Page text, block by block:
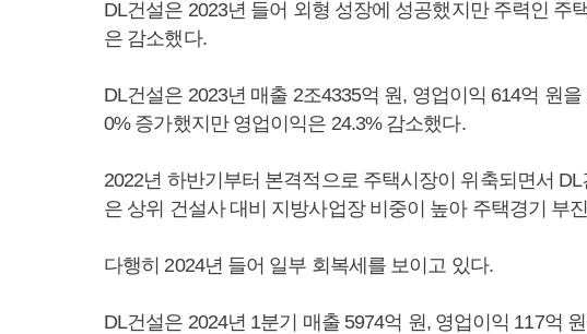
DL건설은 2023년 들어 외형 성장에 성공했지만 주력인 주
은 감소했다.
DL건설은 2023년 매출 2조4335억 원, 영업이익 614억 원
0% 증가했지만 영업이익은 24.3% 감소했다.
2022년 하반기부터 본격적으로 주택시장이 위축되면서
은 상위 건설사 대비 지방사업장 비중이 높아 주택경기 부
다행히 2024년 들어 일부 회복세를 보이고 있다.
DL건설은 2024년 1분기 매출 5974억 원, 영업이익 117억